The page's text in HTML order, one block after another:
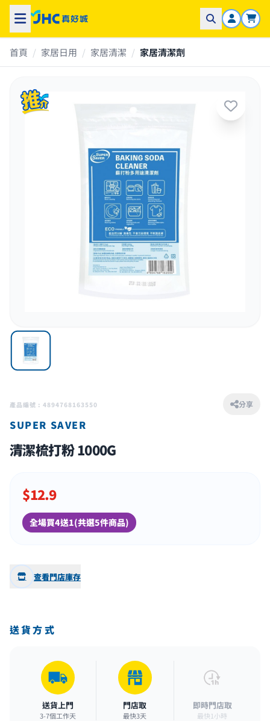
首頁 / 家居日用 / 家居清潔 / 家居清潔劑
產品編號 : 4894768163550 分享
SUPER SAVER
清潔梳打粉 1000G
$12.9
全場買4送1(共選5件商品)
查看門店庫存
送貨方式
送貨上門
3-7個工作天
門店取
最快3天
即時門店取
最快1小時